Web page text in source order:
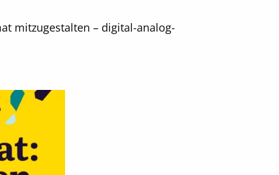
mitzugestalten – digital-analog-